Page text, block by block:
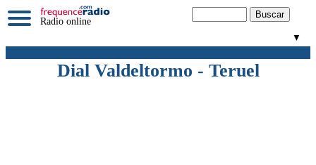
Radio online
▼
Dial Valdeltormo - Teruel